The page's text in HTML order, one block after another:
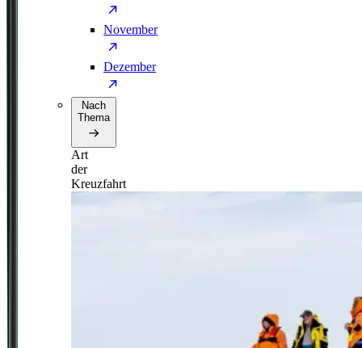
November
Dezember
Nach
Thema
Art
der
Kreuzfahrt